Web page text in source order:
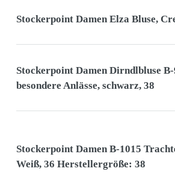
Stockerpoint Damen Elza Bluse,
Stockerpoint Damen Dirndlbluse
besondere Anlässe, schwarz, 38
Stockerpoint Damen B-1015
Weiß, 36 Herstellergröße: 38